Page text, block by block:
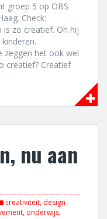
groep 5 op OBS
Check:
zo creatief. Oh hij
zeggen het ook wel
creatief? Creatief
nu aan
creativiteit, design
, onderwijs,